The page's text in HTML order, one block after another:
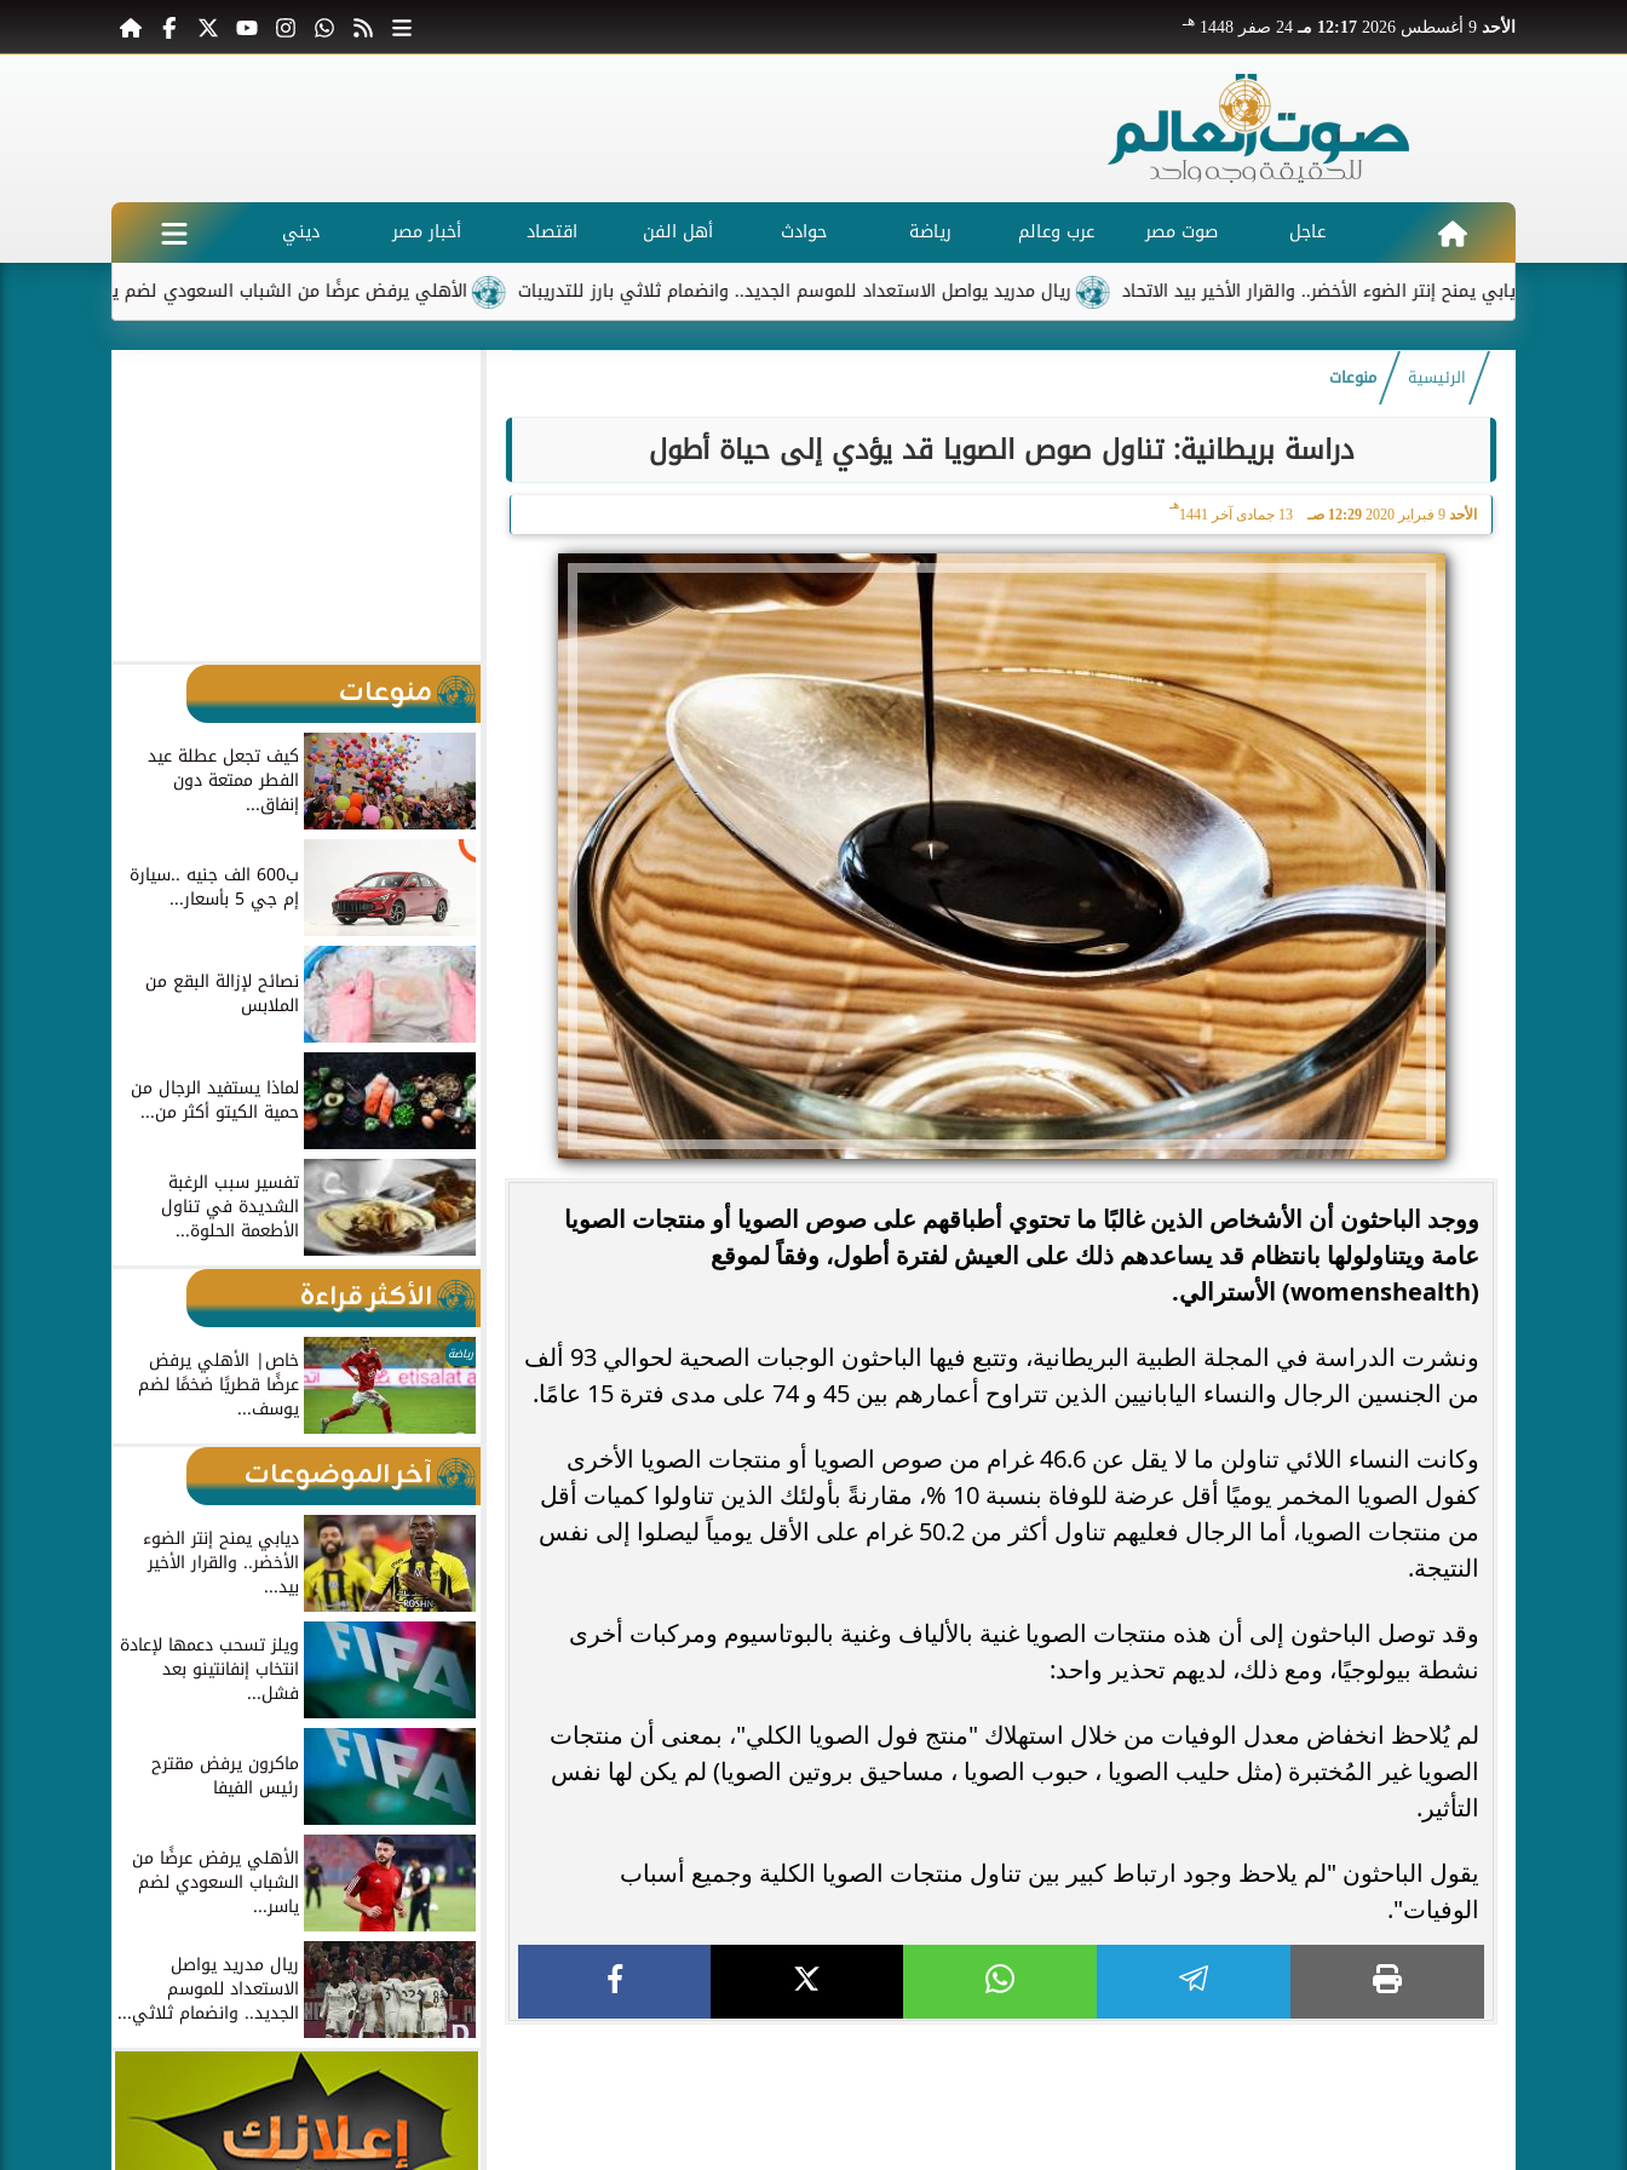
الأحد 12:17 مـ 24 صفر 1448 هـ
عاجل صوت مصر عرب وعالم رياضة حوادث أهل الفن اقتصاد أخبار مصر
ديني
الأهلي يرفض عرضًا من الشباب السعودي لضم ياسر إبراهيم ريال مدريد يواصل الاستعداد للموسم الجديد.. وانضمام ثلاثي بارز للتدريبات ديابي يمنح إنتر الضوء الأخضر.. والقرار الأخير بيد الاتحاد
الرئيسية منوعات
دراسة بريطانية: تناول صوص الصويا قد يؤدي إلى حياة أطول
الأحد 9 فبراير 2020 12:29 صـ 13 جمادى آخر 1441
هـ
ووجد الباحثون أن الأشخاص الذين غالبًا ما تحتوي أطباقهم على صوص الصويا أو منتجات الصويا
عامة ويتناولولها بانتظام قد يساعدهم ذلك على العيش لفترة أطول، وفقاً لموقع
(womenshealth) الأسترالي.
ونشرت الدراسة في المجلة الطبية البريطانية، وتتبع فيها الباحثون الوجبات الصحية لحوالي 93 ألف
من الجنسين الرجال والنساء اليابانيين الذين تتراوح أعمارهم بين 45 و 74 على مدى فترة 15 عامًا.
وكانت النساء اللائي تناولن ما لا يقل عن 46.6 غرام من صوص الصويا أو منتجات الصويا الأخرى
كفول الصويا المخمر يوميًا أقل عرضة للوفاة بنسبة 10 %، مقارنةً بأولئك الذين تناولوا كميات أقل
من منتجات الصويا، أما الرجال فعليهم تناول أكثر من 50.2 غرام على الأقل يومياً ليصلوا إلى نفس
النتيجة.
وقد توصل الباحثون إلى أن هذه منتجات الصويا غنية بالألياف وغنية بالبوتاسيوم ومركبات أخرى
نشطة بيولوجيًا، ومع ذلك، لديهم تحذير واحد:
لم يُلاحظ انخفاض معدل الوفيات من خلال استهلاك "منتج فول الصويا الكلي"، بمعنى أن منتجات
الصويا غير المُختبرة (مثل حليب الصويا ، حبوب الصويا ، مساحيق بروتين الصويا) لم يكن لها نفس
التأثير.
يقول الباحثون "لم يلاحظ وجود ارتباط كبير بين تناول منتجات الصويا الكلية وجميع أسباب
الوفيات".
منوعات
كيف تجعل عطلة عيد
الفطر ممتعة دون
إنفاق...
ب600 الف جنيه ..سيارة
إم جي 5 بأسعار...
نصائح لإزالة البقع من
الملابس
لماذا يستفيد الرجال من
حمية الكيتو أكثر من...
تفسير سبب الرغبة
الشديدة في تناول
الأطعمة الحلوة...
الأكثر قراءة
رياضة خاص| الأهلي يرفض
عرضًا قطريًا ضخمًا لضم
يوسف...
آخر الموضوعات
ديابي يمنح إنتر الضوء
الأخضر.. والقرار الأخير
بيد...
ويلز تسحب دعمها لإعادة
انتخاب إنفانتينو بعد
فشل...
ماكرون يرفض مقترح
رئيس الفيفا
الأهلي يرفض عرضًا من
الشباب السعودي لضم
ياسر...
ريال مدريد يواصل
الاستعداد للموسم
الجديد.. وانضمام ثلاثي...